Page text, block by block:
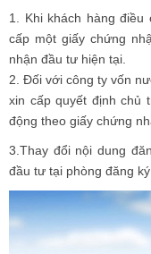
1. Khi khách hàng điều
cấp một giấy chứng
nhận đầu tư hiện tại.
2. Đối với công ty vốn
xin cấp quyết định chủ
động theo giấy chứng
3.Thay đổi nội dung
đầu tư tại phòng đăng ký